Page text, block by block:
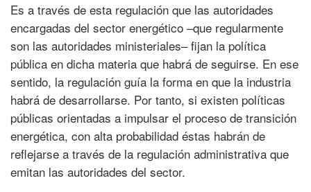
Es a través de esta regulación que las autoridades
encargadas del sector energético –que regularmente
son las autoridades ministeriales– fijan la política
pública en dicha materia que habrá de seguirse. En ese
sentido, la regulación guía la forma en que la industria
habrá de desarrollarse. Por tanto, si existen políticas
públicas orientadas a impulsar el proceso de transición
energética, con alta probabilidad éstas habrán de
reflejarse a través de la regulación administrativa que
emitan las autoridades del sector.